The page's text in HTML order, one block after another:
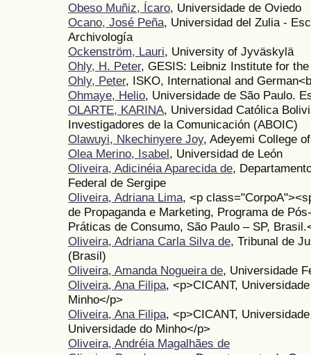
Obeso Muñiz, Ícaro, Universidade de Oviedo
Ocano, José Peña, Universidad del Zulia -
Archivología
Ockenström, Lauri, University of Jyväskylä
Ohly, H. Peter, GESIS: Leibniz Institute for
Ohly, Peter, ISKO, International and
Ohmaye, Helio, Universidade de São Paulo.
OLARTE, KARINA, Universidad Católica
Investigadores de la Comunicación (ABOIC)
Olawuyi, Nkechinyere Joy, Adeyemi College
Olea Merino, Isabel, Universidad de León
Oliveira, Adicinéia Aparecida de,
Federal de Sergipe
Oliveira, Adriana Lima, <p
de Propaganda e Marketing, Programa de
Práticas de Consumo, São Paulo – SP,
Oliveira, Adriana Carla Silva de, Tribunal de
(Brasil)
Oliveira, Amanda Nogueira de, Universidade
Oliveira, Ana Filipa, <p>CICANT,
Minho</p>
Oliveira, Ana Filipa, <p>CICANT,
Universidade do Minho</p>
Oliveira, Andréia Magalhães de